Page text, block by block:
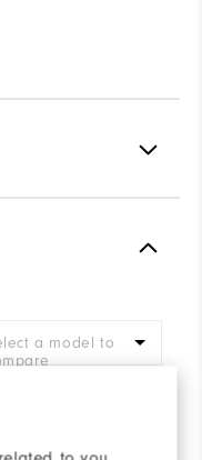
Forme Vantage
a model to